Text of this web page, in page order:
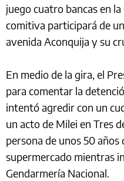
juego cuatro bancas en
comitiva participará de
avenida Aconquija y su
En medio de la gira, el
para comentar la
intentó agredir con un
un acto de Milei en Tres
persona de unos 50
supermercado mientras
Gendarmería Nacional.